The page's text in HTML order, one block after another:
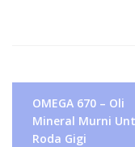
posOMEGA 670 – Oli
Mineral Murni
Roda Gigi